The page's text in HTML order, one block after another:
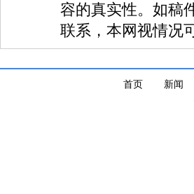
容的真实性。如稿
联系，本网视情况
首页 新闻